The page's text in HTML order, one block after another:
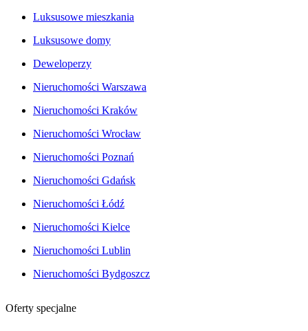
Luksusowe mieszkania
Luksusowe domy
Deweloperzy
Nieruchomości Warszawa
Nieruchomości Kraków
Nieruchomości Wrocław
Nieruchomości Poznań
Nieruchomości Gdańsk
Nieruchomości Łódź
Nieruchomości Kielce
Nieruchomości Lublin
Nieruchomości Bydgoszcz
Oferty specjalne